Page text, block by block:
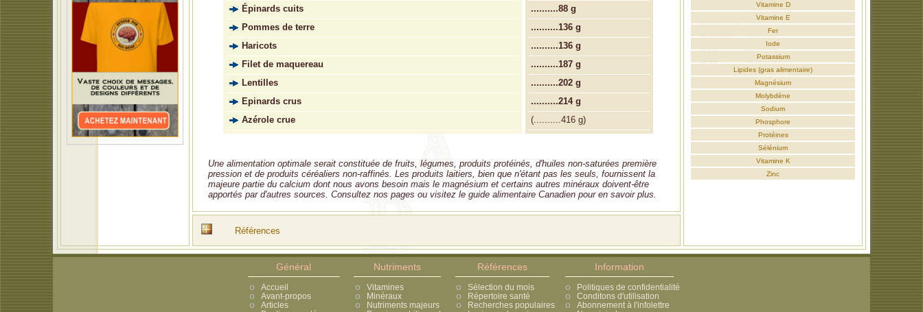
Vitamine D
Vitamine E
Fer
Iode
Potassium
Lipides (gras alimentaire)
Magnésium
Molybdène
Sodium
Phosphore
Protéines
Sélénium
Vitamine K
Zinc
Épinards cuits
Pommes de terre
Haricots
Filet de maquereau
Lentilles
Epinards crus
Azérole crue
..........88 g
..........136 g
..........136 g
..........187 g
..........202 g
..........214 g
(
416 g)
Une alimentation optimale serait constituée de fruits, légumes, produits protéinés, d'huiles non-saturées première
pression et de produits céréaliers non-raffinés. Les produits laitiers, bien que n'étant pas les seuls, fournissent la
majeure partie du calcium dont nous avons besoin mais le magnésium et certains autres minéraux doivent-être
apportés par d'autres sources. Consultez nos pages ou visitez le guide alimentaire Canadien pour en savoir plus.
Références
Général
Accueil
Avant-propos
Articles
Nutriments
Vitamines
Minéraux
Nutriments majeurs
Références
Sélection du mois
Répertoire santé
Recherches populaires
Information
Politiques de confidentialité
Conditons d'utilisation
Abonnement à l'infolettre